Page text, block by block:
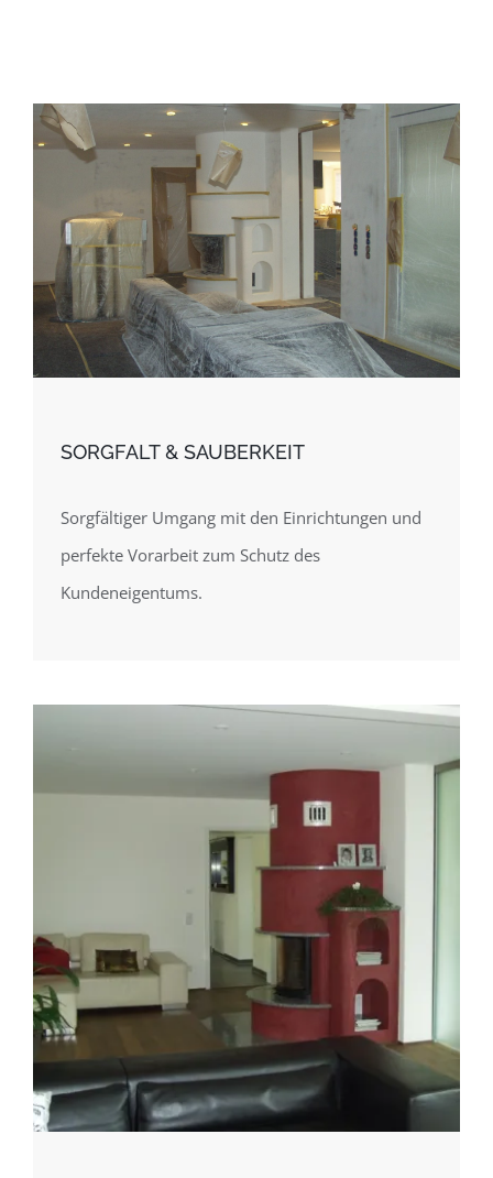
SORGFALT & SAUBERKEIT
Sorgfältiger Umgang mit den Einrichtungen und
perfekte Vorarbeit zum Schutz des
Kundeneigentums.